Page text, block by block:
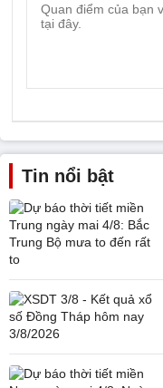
Tin nổi bật